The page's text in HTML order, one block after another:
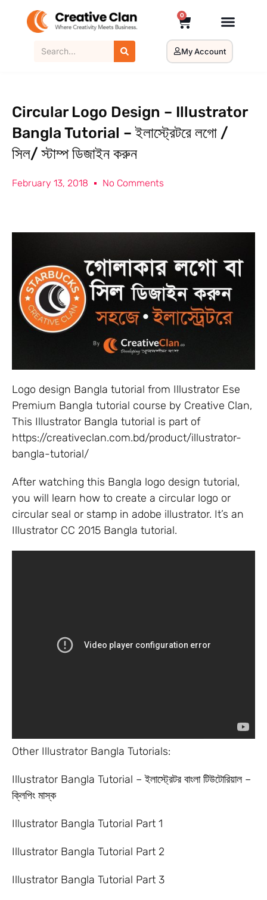
0
My Account
Circular Logo Design – Illustrator
Bangla Tutorial – ইলাস্ট্রেটরে লগো /
সিল/ স্টাম্প ডিজাইন করুন
February 13, 2018 No Comments
Logo design Bangla tutorial from Illustrator Ese
Premium Bangla tutorial course by Creative Clan,
This Illustrator Bangla tutorial is part of
https://creativeclan.com.bd/product/illustrator-
bangla-tutorial/
After watching this Bangla logo design tutorial,
you will learn how to create a circular logo or
circular seal or stamp in adobe illustrator. It’s an
Illustrator CC 2015 Bangla tutorial.
Other Illustrator Bangla Tutorials:
Illustrator Bangla Tutorial – ইলাস্ট্রেটর বাংলা টিউটোরিয়াল –
ক্লিপিং মাস্ক
Illustrator Bangla Tutorial Part 1
Illustrator Bangla Tutorial Part 2
Illustrator Bangla Tutorial Part 3